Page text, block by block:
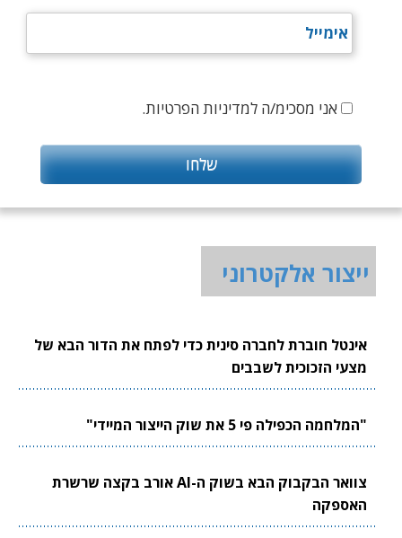
אני מסכימ/ה למדיניות הפרטיות.
ייצור אלקטרוני
אינטל חוברת לחברה סינית כדי לפתח את הדור הבא של
מצעי הזכוכית לשבבים
"המלחמה הכפילה פי 5 את שוק הייצור המיידי"
צוואר הבקבוק הבא בשוק ה-AI אורב בקצה שרשרת
האספקה